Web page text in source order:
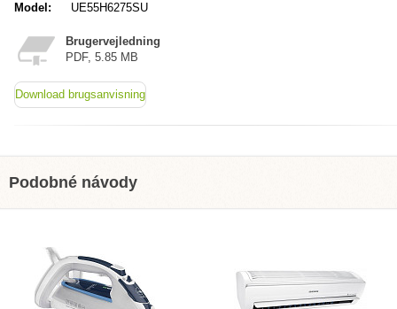
Model:
UE55H6275SU
Brugervejledning
PDF, 5.85 MB
Download brugsanvisning
Podobné návody